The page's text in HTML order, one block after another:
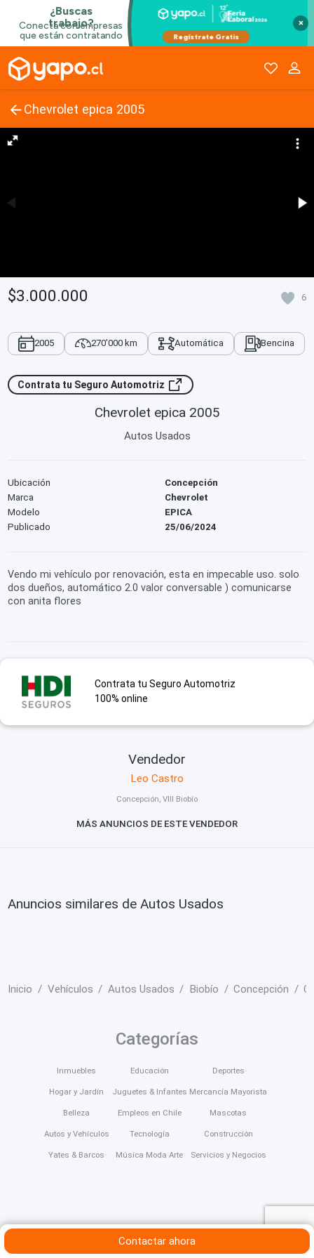
×
Chevrolet epica 2005
$3.000.000 6
2005 270'000 km Automática Bencina
Contrata tu Seguro Automotriz
Chevrolet epica 2005
Autos Usados
Ubicación
Concepción
Marca
Chevrolet
Modelo
EPICA
Publicado
25/06/2024
Vendo mi vehículo por renovación, esta en impecable uso. solo
dos dueños, automático 2.0 valor conversable ) comunicarse
con anita flores
Contrata tu Seguro Automotriz
100% online
Vendedor
Leo Castro
Concepción, VIII Biobío
MÁS ANUNCIOS DE ESTE VENDEDOR
Anuncios similares de Autos Usados
Inicio Vehículos Autos Usados Biobío Concepción
Contactar ahora
Categorías
Inmuebles
Hogar y Jardín
Belleza
Autos y Vehículos
Yates & Barcos
Educación
Juguetes & Infantes
Empleos en Chile
Tecnología
Música Moda Arte
Deportes
Mercancía Mayorista
Mascotas
Construcción
Servicios y Negocios